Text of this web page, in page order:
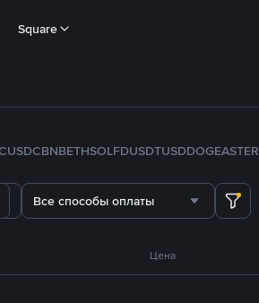
Square
USDCBNBETHSOLFDUSDTUSDDOGEASTER
Все способы оплаты
Цена